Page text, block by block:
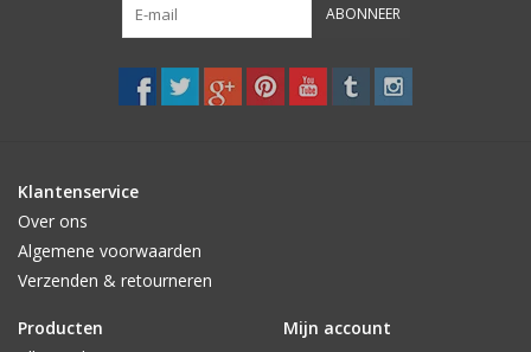
ABONNEER
Klantenservice
Over ons
Algemene voorwaarden
Verzenden & retourneren
Producten
Mijn account